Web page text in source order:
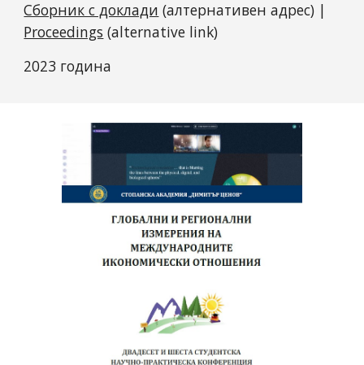
Сборник с доклади (алтернативен адрес) |
Proceedings (alternative link)
2023 година